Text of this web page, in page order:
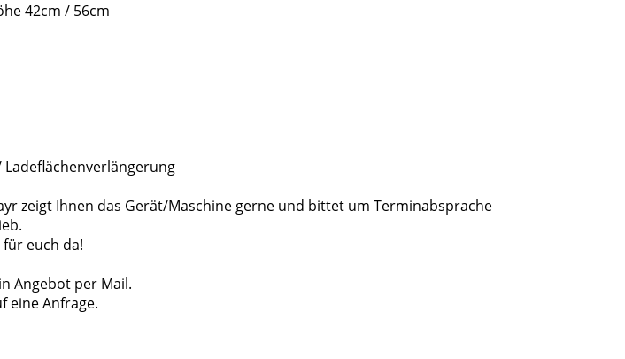
42cm / 56cm
zeigt Ihnen das Gerät/Maschine gerne und bittet um Terminabsprache
euch da!
Angebot per Mail.
eine Anfrage.